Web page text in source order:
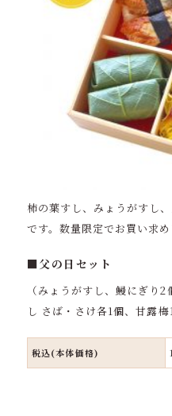
柿の葉すし、みょうがすし
です。数量限定でお買い求め
■父の日セット
（みょうがすし、鰻にぎり
し さば・さけ各1個、甘露梅
税込(本体価格)